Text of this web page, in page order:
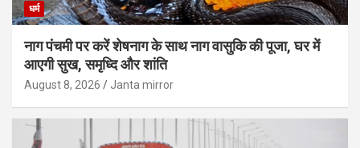
धर्म
नाग पंचमी पर करें शेषनाग के साथ नाग वासुकि की पूजा, घर में
आएगी सुख, समृध्दि और शांति
August 8, 2026 Janta mirror